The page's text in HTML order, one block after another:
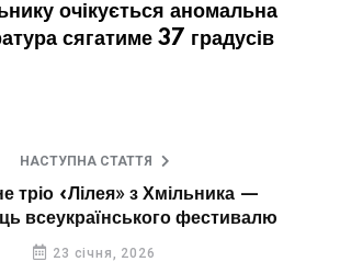
очікується аномальна
сягатиме 37 градусів
НАСТУПНА СТАТТЯ
тріо «Лілея» з Хмільника —
всеукраїнського фестивалю
23 січня, 2026